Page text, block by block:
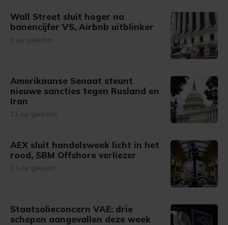
Wall Street sluit hoger na
banencijfer VS, Airbnb uitblinker
9 uur geleden
Amerikaanse Senaat steunt
nieuwe sancties tegen Rusland en
Iran
11 uur geleden
AEX sluit handelsweek licht in het
rood, SBM Offshore verliezer
13 uur geleden
Staatsolieconcern VAE: drie
schepen aangevallen deze week